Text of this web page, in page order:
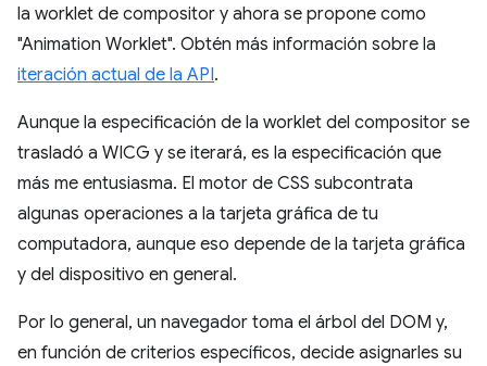
la worklet de compositor y ahora se propone como
"Animation Worklet". Obtén más información sobre la
iteración actual de la API.
Aunque la especificación de la worklet del compositor se
trasladó a WICG y se iterará, es la especificación que
más me entusiasma. El motor de CSS subcontrata
algunas operaciones a la tarjeta gráfica de tu
computadora, aunque eso depende de la tarjeta gráfica
y del dispositivo en general.
Por lo general, un navegador toma el árbol del DOM y,
en función de criterios específicos, decide asignarles su